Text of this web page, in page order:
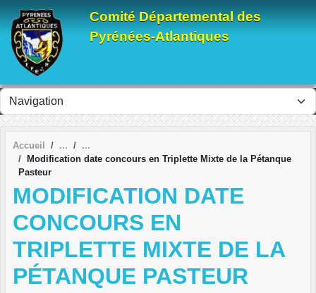
Comité Départemental des
Pyrénées-Atlantiques
Accueil
Modification date concours en Triplette Mixte de la Pétanque
Pasteur
MODIFICATION DATE
CONCOURS EN
TRIPLETTE MIXTE DE LA
PÉTANQUE PASTEUR
Panneau de gestion des cookies